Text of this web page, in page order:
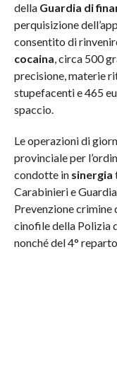
della Guardia di
perquisizione
consentito di
cocaina , circa 500
precisione, materie
stupefacenti e 465
spaccio.
Le operazioni di
provinciale per
condotte in sinergia
Carabinieri e
Prevenzione crimine
cinofile della Polizia
nonché del 4°